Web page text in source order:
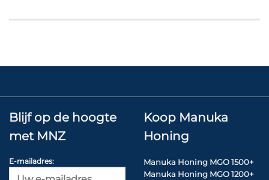
Blijf op de hoogte
met MNZ
E-mailadres:
Koop Manuka
Honing
Manuka Honing MGO 1500+
Manuka Honing MGO 1200+